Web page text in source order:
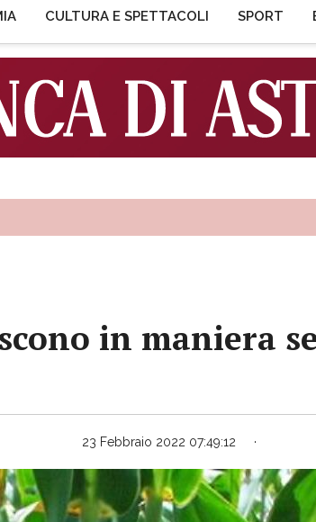
CULTURA E SPETTACOLI SPORT
in maniera
23 Febbraio 2022 07:49:12